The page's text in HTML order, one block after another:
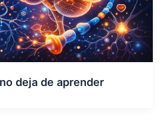
deja de aprender